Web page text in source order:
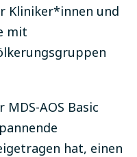
Kliniker*innen und
mit
AOS Basic
hat, einen